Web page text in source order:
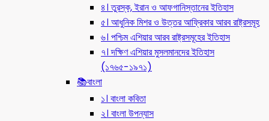
৪। তুরস্ক, ইরান ও আফগানিস্তানের ইতিহাস
৫। আধুনিক মিশর ও উত্তর আফ্রিকার আরব রাষ্ট্রসমূহ
৬। পশ্চিম এশিয়ার আরব রাষ্ট্রসমূহের ইতিহাস
৭। দক্ষিণ এশিয়ার মুসলমানদের ইতিহাস
(১৭৬৫-১৯৭১)
📚বাংলা
১। বাংলা কবিতা
২। বাংলা উপন্যাস